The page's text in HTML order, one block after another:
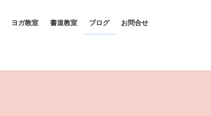
ヨガ教室 書道教室 ブログ お問合せ